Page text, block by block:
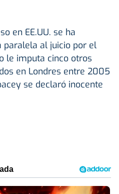
en EE.UU. se ha
al juicio por el
le imputa cinco otros
en Londres entre 2005
se declaró inocente